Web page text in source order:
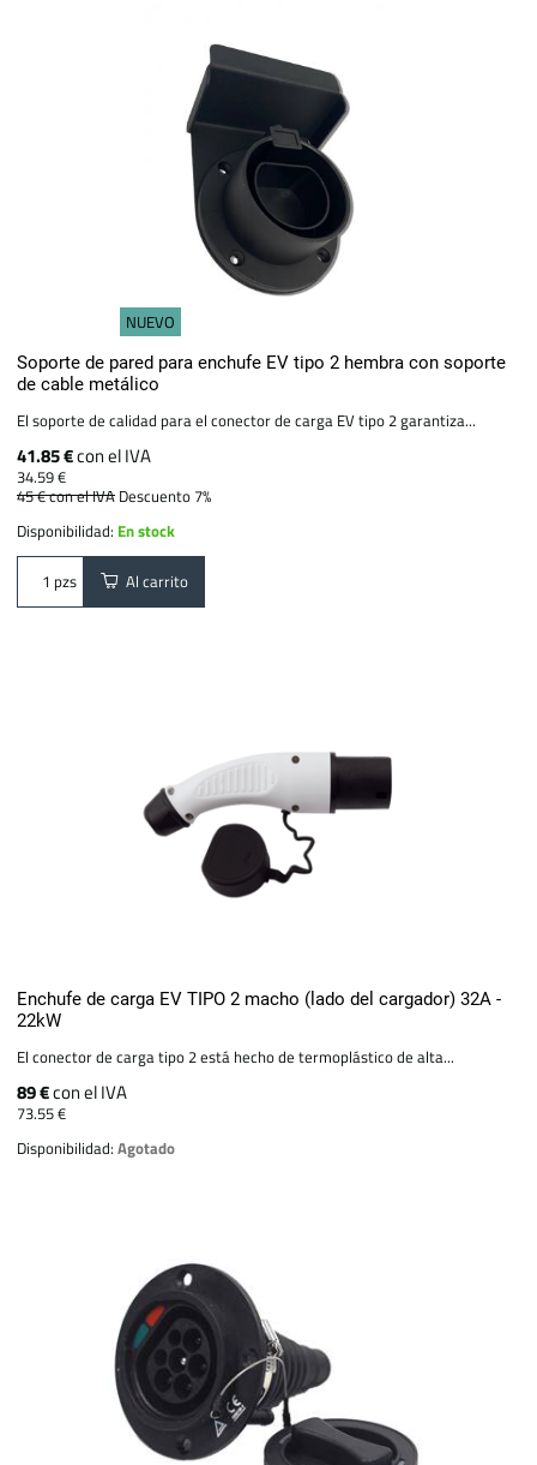
NUEVO
Soporte de pared para enchufe EV tipo 2 hembra con soporte
de cable metálico
El soporte de calidad para el conector de carga EV tipo 2 garantiza...
41.85 €con el IVA
34.59 €
45 €con el IVA Descuento 7%
Disponibilidad: En stock
pzs Al carrito
Enchufe de carga EV TIPO 2 macho (lado del cargador) 32A -
22kW
El conector de carga tipo 2 está hecho de termoplástico de alta...
89 €con el IVA
73.55 €
Disponibilidad:Agotado